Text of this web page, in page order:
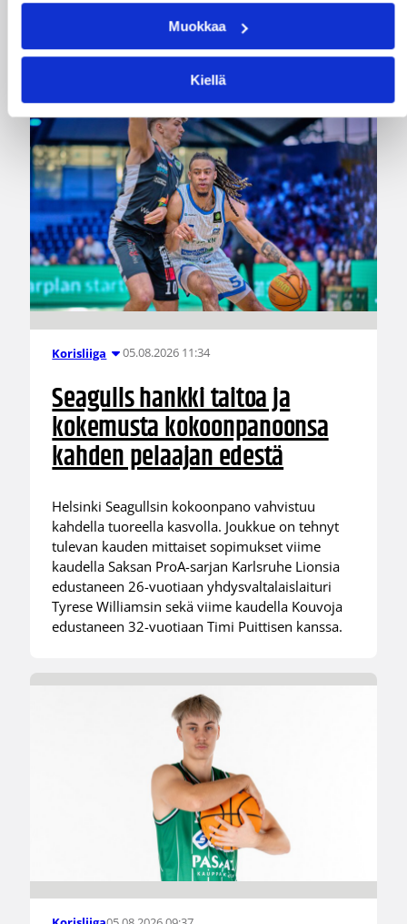
Muokkaa
Kiellä
Suomen lisäksi Ranskassa, Itävallassa,
Liettuassa, Romaniassa, Bosniassa ja viimeksi
Islannissa.
Korisliiga 05.08.2026 11:34
Seagulls hankki taitoa ja
kokemusta kokoonpanoonsa
kahden pelaajan edestä
Helsinki Seagullsin kokoonpano vahvistuu
kahdella tuoreella kasvolla. Joukkue on tehnyt
tulevan kauden mittaiset sopimukset viime
kaudella Saksan ProA-sarjan Karlsruhe Lionsia
edustaneen 26-vuotiaan yhdysvaltalaislaituri
Tyrese Williamsin sekä viime kaudella Kouvoja
edustaneen 32-vuotiaan Timi Puittisen kanssa.